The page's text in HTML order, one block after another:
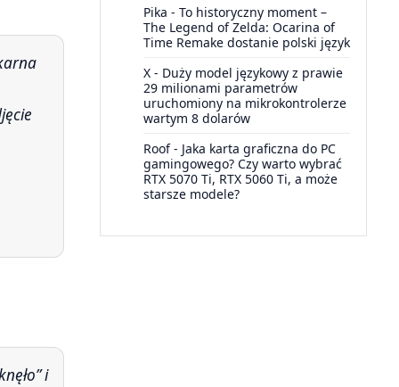
Pika - To historyczny moment –
The Legend of Zelda: Ocarina of
Time Remake dostanie polski język
X - Duży model językowy z prawie
29 milionami parametrów
uruchomiony na mikrokontrolerze
wartym 8 dolarów
Roof- Jaka karta graficzna do PC
gamingowego? Czy warto wybrać
RTX 5070 Ti, RTX 5060 Ti, a może
starsze modele?